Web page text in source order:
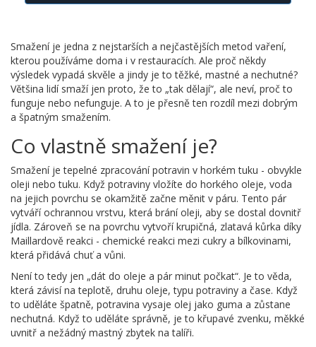
Smažení je jedna z nejstarších a nejčastějších metod vaření,
kterou používáme doma i v restauracích. Ale proč někdy
výsledek vypadá skvěle a jindy je to těžké, mastné a nechutné?
Většina lidí smaží jen proto, že to „tak dělají“, ale neví, proč to
funguje nebo nefunguje. A to je přesně ten rozdíl mezi dobrým
a špatným smažením.
Co vlastně smažení je?
Smažení je tepelné zpracování potravin v horkém tuku - obvykle
oleji nebo tuku. Když potraviny vložíte do horkého oleje, voda
na jejich povrchu se okamžitě začne měnit v páru. Tento pár
vytváří ochrannou vrstvu, která brání oleji, aby se dostal dovnitř
jídla. Zároveň se na povrchu vytvoří krupičná, zlatavá kůrka díky
Maillardově reakci - chemické reakci mezi cukry a bílkovinami,
která přidává chuť a vůni.
Není to tedy jen „dát do oleje a pár minut počkat“. Je to věda,
která závisí na teplotě, druhu oleje, typu potraviny a čase. Když
to uděláte špatně, potravina vysaje olej jako guma a zůstane
nechutná. Když to uděláte správně, je to křupavé zvenku, měkké
uvnitř a nežádný mastný zbytek na talíři.